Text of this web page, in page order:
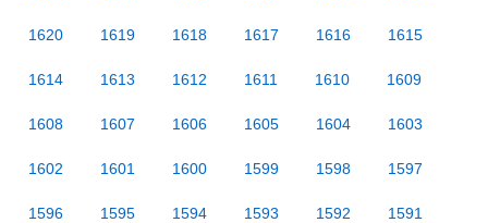
1620 1619 1618 1617 1616 1615
1614 1613 1612 1611 1610 1609
1608 1607 1606 1605 1604 1603
1602 1601 1600 1599 1598 1597
1596 1595 1594 1593 1592 1591